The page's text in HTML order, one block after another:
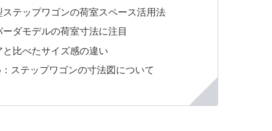
ステップワゴンの荷室スペース活用法
ーダモデルの荷室寸法に注目
と比べたサイズ感の違い
：ステップワゴンの寸法図について